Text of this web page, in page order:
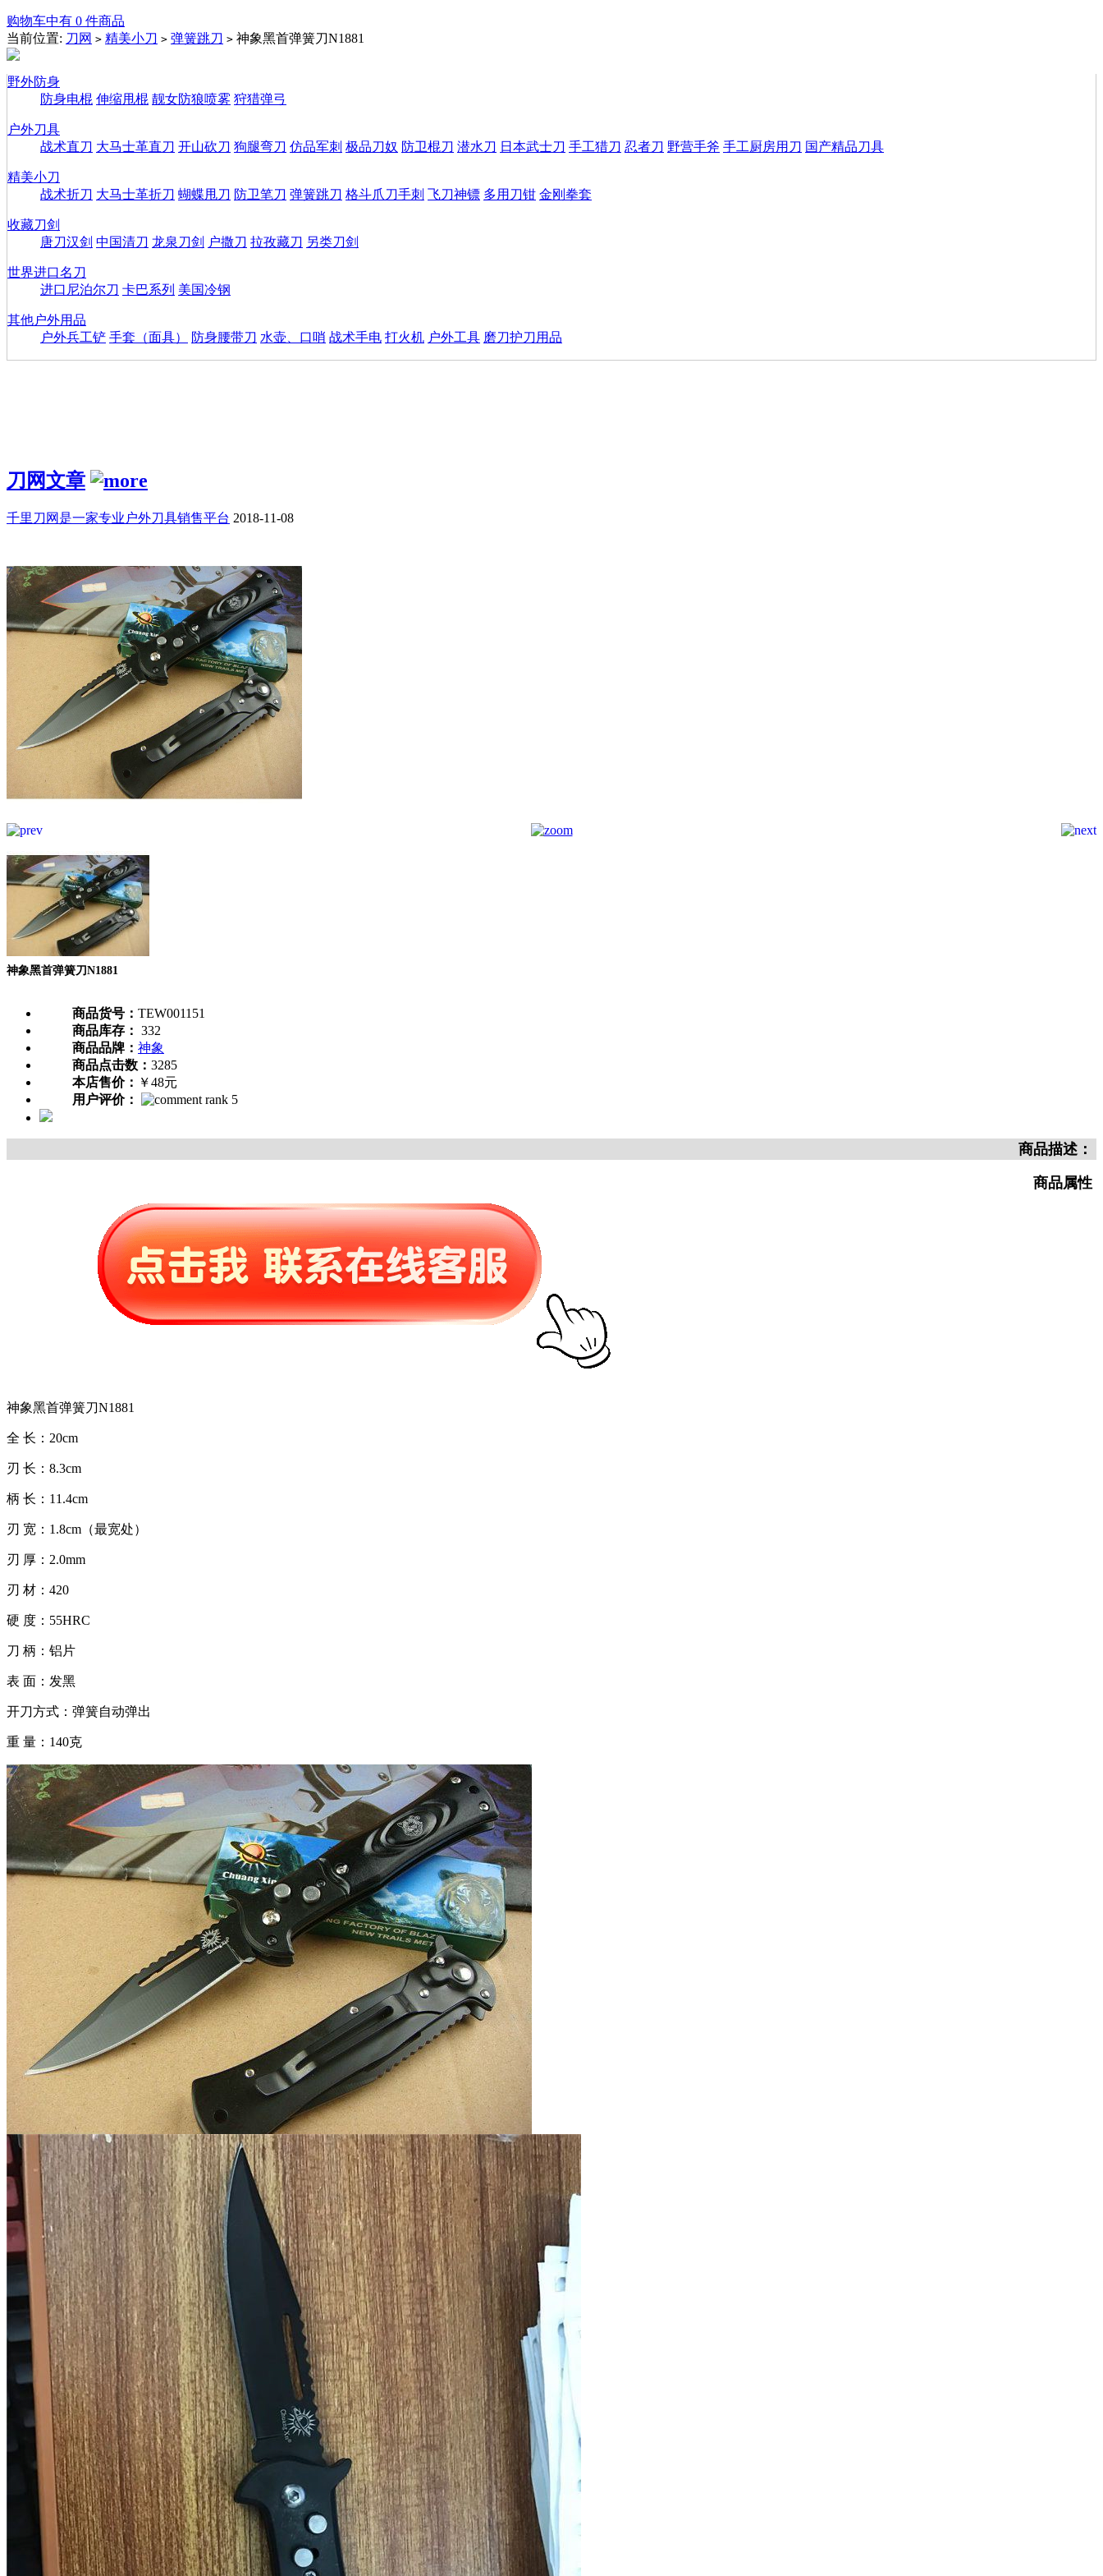
购物车中有 0 件商品
当前位置: 刀网 > 精美小刀 > 弹簧跳刀 > 神象黑首弹簧刀N1881
野外防身
防身电棍 伸缩甩棍 靓女防狼喷雾 狩猎弹弓
户外刀具
战术直刀 大马士革直刀 开山砍刀 狗腿弯刀 仿品军刺 极品刀奴 防卫棍刀 潜水刀 日本武士刀 手工猎刀 忍者刀 野营手斧 手工厨房用刀 国产精品刀具
精美小刀
战术折刀 大马士革折刀 蝴蝶甩刀 防卫笔刀 弹簧跳刀 格斗爪刀手刺 飞刀神镖 多用刀钳 金刚拳套
收藏刀剑
唐刀汉剑 中国清刀 龙泉刀剑 户撒刀 拉孜藏刀 另类刀剑
世界进口名刀
进口尼泊尔刀 卡巴系列 美国冷钢
其他户外用品
户外兵工铲 手套（面具） 防身腰带刀 水壶、口哨 战术手电 打火机 户外工具 磨刀护刀用品
刀网文章
千里刀网是一家专业户外刀具销售平台 2018-11-08
神象黑首弹簧刀N1881
商品货号： TEW001151
商品库存： 332
商品品牌： 神象
商品点击数： 3285
本店售价： ￥48元
用户评价：
商品描述：
商品属性
神象黑首弹簧刀N1881
全 长：20cm
刃 长：8.3cm
柄 长：11.4cm
刃 宽：1.8cm（最宽处）
刃 厚：2.0mm
刃 材：420
硬 度：55HRC
刀 柄：铝片
表 面：发黑
开刀方式：弹簧自动弹出
重 量：140克